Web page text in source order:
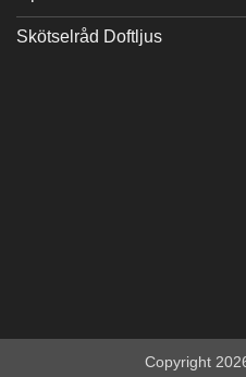
Skötselråd Doftljus
Copyright